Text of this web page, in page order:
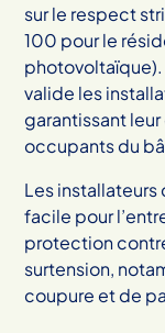
sur le respect
100 pour le
valide les
garantissant
occupants du
Les
facile pour
protection
surtension,
coupure et de